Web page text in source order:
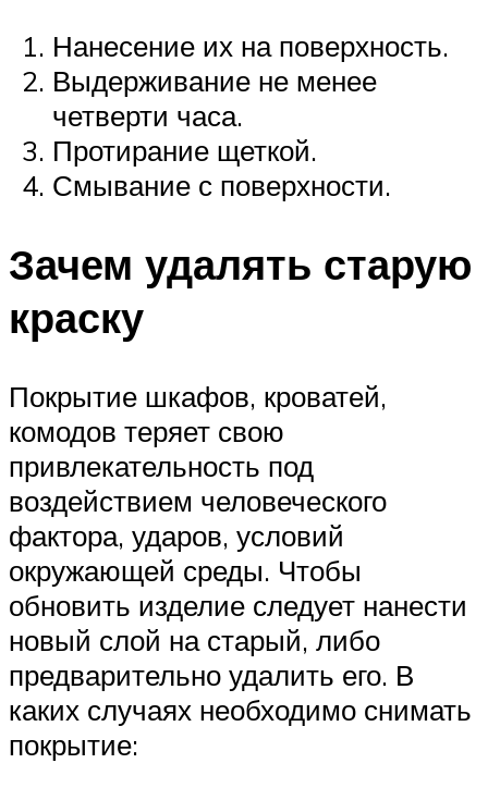
Нанесение их на поверхность.
Выдерживание не менее
четверти часа.
Протирание щеткой.
Смывание с поверхности.
Зачем удалять старую
краску
Покрытие шкафов, кроватей,
комодов теряет свою
привлекательность под
воздействием человеческого
фактора, ударов, условий
окружающей среды. Чтобы
обновить изделие следует нанести
новый слой на старый, либо
предварительно удалить его. В
каких случаях необходимо снимать
покрытие: